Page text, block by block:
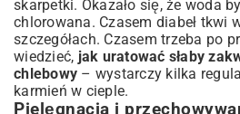
skarpetki. Okazało się, że woda
chlorowana. Czasem diabeł tkwi
szczegółach. Czasem trzeba po
wiedzieć, jak uratować słaby
chlebowy – wystarczy kilka
karmień w cieple.
Pielęgnacja i